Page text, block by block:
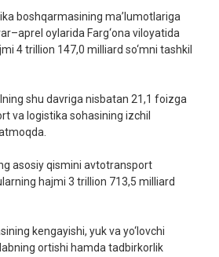
boshqarmasining ma’lumotlariga
oylarida Farg‘ona viloyatida
4 trillion 147,0 milliard so‘mni tashkil
shu davriga nisbatan 21,1 foizga
va logistika sohasining izchil
asosiy qismini avtotransport
hajmi 3 trillion 713,5 milliard
kengayishi, yuk va yo‘lovchi
ortishi hamda tadbirkorlik